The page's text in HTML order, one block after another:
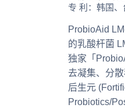
专 利：韩国、
ProbioAid
的乳酸杆菌
独家「
去凝集、分
后生元
Probiotics/